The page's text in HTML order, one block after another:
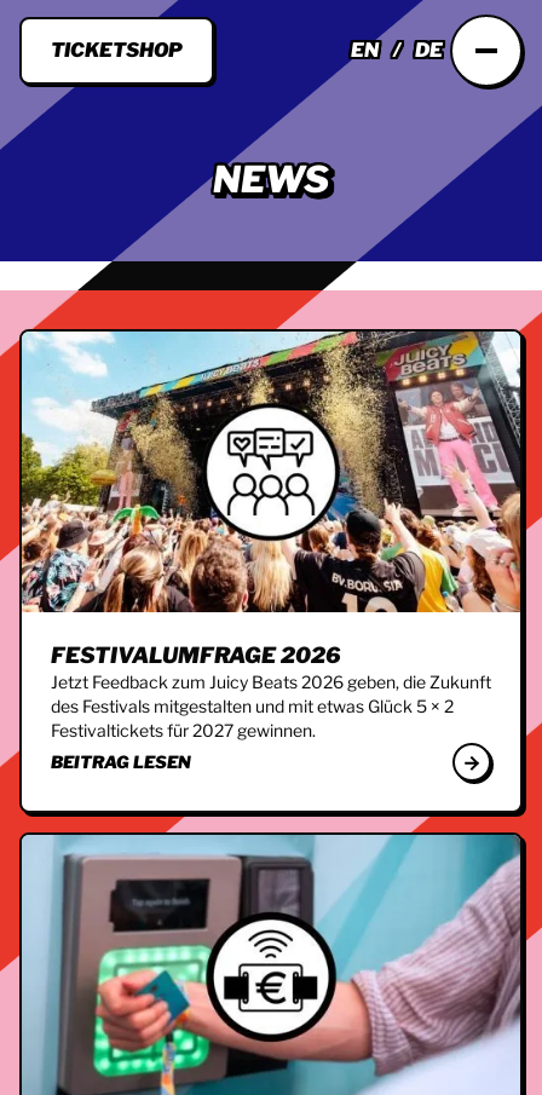
TICKETSHOP EN DE
NEWS
FESTIVALUMFRAGE 2026
Jetzt Feedback zum Juicy Beats 2026 geben, die Zukunft
des Festivals mitgestalten und mit etwas Glück 5 × 2
Festivaltickets für 2027 gewinnen.
BEITRAG LESEN